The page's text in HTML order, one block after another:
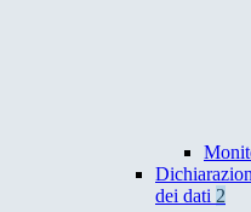
dei dati 2